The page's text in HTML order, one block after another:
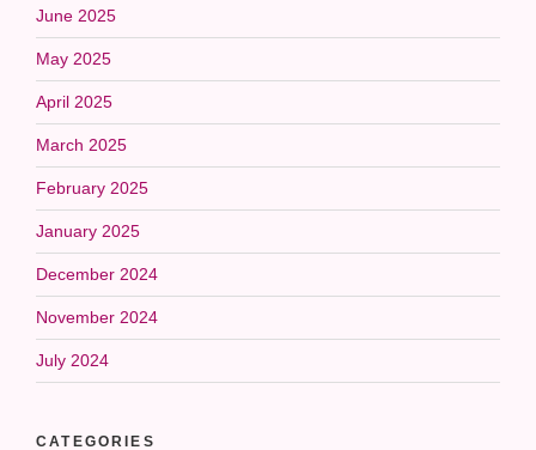
June 2025
May 2025
April 2025
March 2025
February 2025
January 2025
December 2024
November 2024
July 2024
CATEGORIES